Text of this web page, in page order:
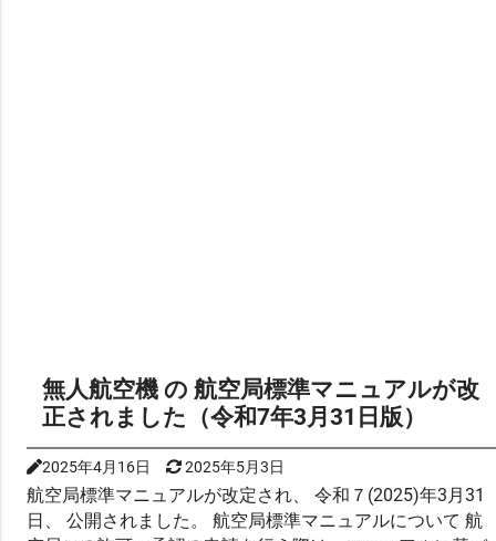
無人航空機 の 航空局標準マニュアルが改
正されました（令和7年3月31日版）
2025年4月16日 2025年5月3日
航空局標準マニュアルが改定され、 令和７(2025)年3月31
日、 公開されました。 航空局標準マニュアルについて 航